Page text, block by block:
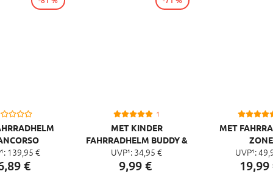
139, 95 €
89€
1
MET KINDER
FAHRRADHELM BUDDY &
SUPERBUDDY
UVP¹: 34, 95 €
9,99 €
MET
ZONE
UVP¹:49,
19,99